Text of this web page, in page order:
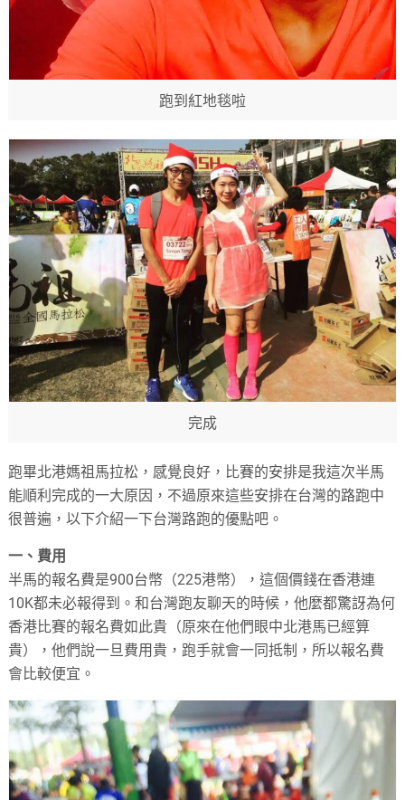
​跑到紅地毯啦
​完成
跑畢北港媽祖馬拉松，感覺良好，比賽的安排是我這次半馬
能順利完成的一大原因，不過原來這些安排在台灣的路跑中
很普遍，以下介紹一下台灣路跑的優點吧。
一、費用
半馬的報名費是900台幣（225港幣），這個價錢在香港連
10K都未必報得到。和台灣跑友聊天的時候，他麼都驚訝為何
香港比賽的報名費如此貴（原來在他們眼中北港馬已經算
貴），他們說一旦費用貴，跑手就會一同抵制，所以報名費
會比較便宜。